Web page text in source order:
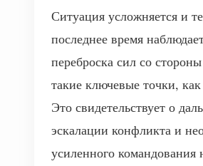
Ситуация усложняется и
последнее время
переброска сил со
такие ключевые точки,
Это свидетельствует о
эскалации конфликта и
усиленного командования